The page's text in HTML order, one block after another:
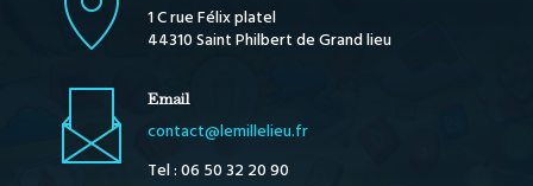
1 C rue Félix platel
44310 Saint Philbert de Grand lieu
Email
contact@lemillelieu.fr
Tel : 06 50 32 20 90